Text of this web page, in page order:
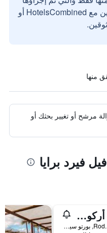
بواسطة مستخدمين حقيقيين مع HotelsCombined أو
مرشح أو تغيير بحثك أو
فيرد برايا
ريزورت أركوبالين و -ر امل جميع الخدمات
Rod. 367 - KM 67, بورتو سيغورو, البرازيل